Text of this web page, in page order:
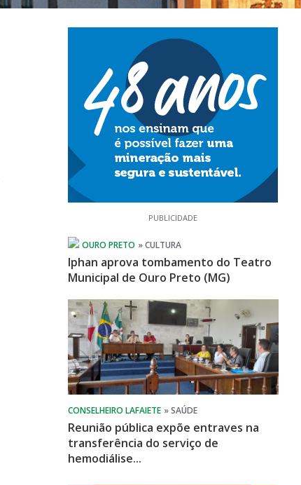
PUBLICIDADE
Iphan aprova tombamento do Teatro
Municipal de Ouro Preto (MG)
Reunião pública expõe entraves na
transferência do serviço de
hemodiálise...